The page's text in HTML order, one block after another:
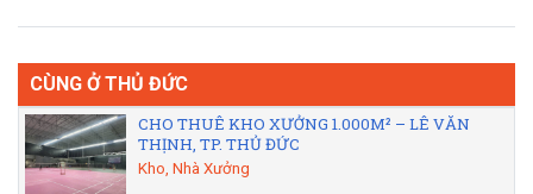
CÙNG Ở THỦ ĐỨC
CHO THUÊ KHO XƯỞNG 1.000M² – LÊ VĂN
THỊNH, TP. THỦ ĐỨC
Kho, Nhà Xưởng